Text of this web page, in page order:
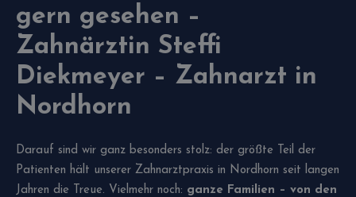
gern gesehen –
Zahnärztin Steffi
Diekmeyer – Zahnarzt in
Nordhorn
Darauf sind wir ganz besonders stolz: der größte Teil der
Patienten hält unserer Zahnarztpraxis in Nordhorn seit langen
Jahren die Treue. Vielmehr noch: ganze Familien – von den